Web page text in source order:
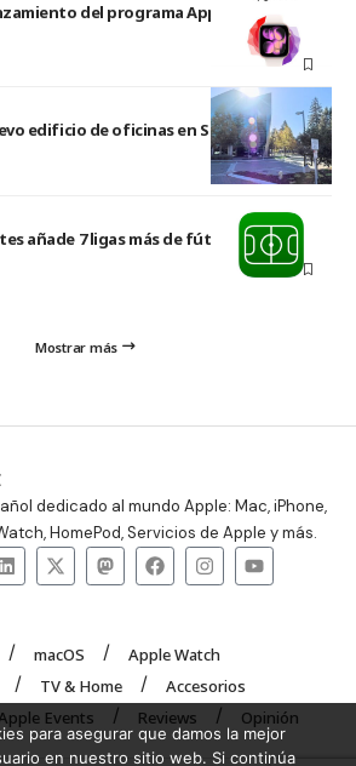
del programa Apple Upgrade
edificio de oficinas en Sunnyvale
añade 7 ligas más de fútbol
Mostrar más
dedicado al mundo Apple: Mac, iPhone,
HomePod, Servicios de Apple y más.
macOS
Apple Watch
TV & Home
Accesorios
Apple Events Reviews Opinión
para asegurar que damos la mejor
en nuestro sitio web. Si continúa